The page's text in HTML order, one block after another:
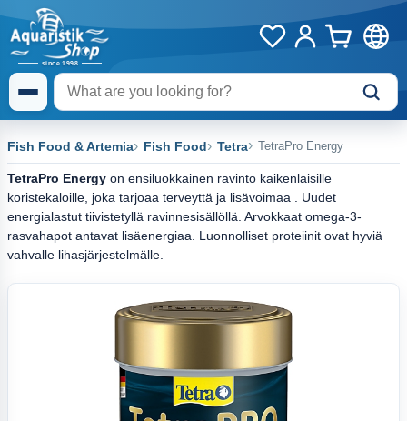
Fish Food & Artemia Fish Food Tetra TetraPro Energy
TetraPro Energy on ensiluokkainen ravinto kaikenlaisille
koristekaloille, joka tarjoaa terveyttä ja lisävoimaa . Uudet
energialastut tiivistetyllä ravinnesisällöllä. Arvokkaat omega-3-
rasvahapot antavat lisäenergiaa. Luonnolliset proteiinit ovat hyviä
vahvalle lihasjärjestelmälle.